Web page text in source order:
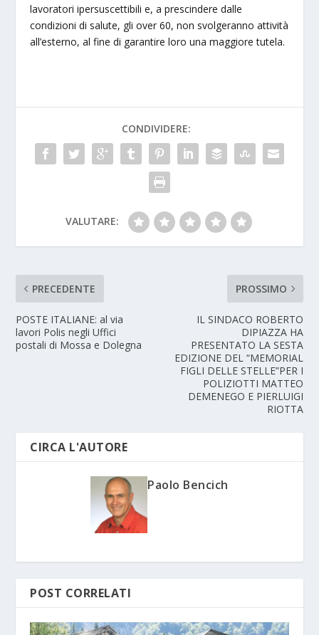
lavoratori ipersuscettibili e, a prescindere dalle
condizioni di salute, gli over 60, non svolgeranno attività
all’esterno, al fine di garantire loro una maggiore tutela.
CONDIVIDERE:
VALUTARE:
PRECEDENTE
POSTE ITALIANE: al via
lavori Polis negli Uffici
postali di Mossa e Dolegna
PROSSIMO
IL SINDACO ROBERTO
DIPIAZZA HA
PRESENTATO LA SESTA
EDIZIONE DEL “MEMORIAL
FIGLI DELLE STELLE”PER I
POLIZIOTTI MATTEO
DEMENEGO E PIERLUIGI
RIOTTA
CIRCA L'AUTORE
Paolo Bencich
POST CORRELATI